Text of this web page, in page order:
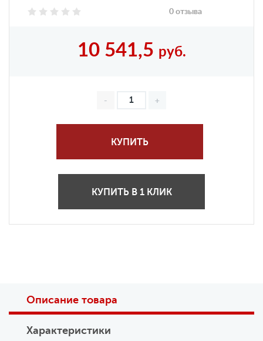
0 отзыва
10 541,5 руб.
КУПИТЬ
КУПИТЬ В 1 КЛИК
Описание товара
Характеристики